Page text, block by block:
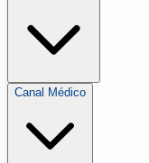
Canal Médico